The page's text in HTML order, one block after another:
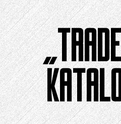
Pereiti
prie
turinio